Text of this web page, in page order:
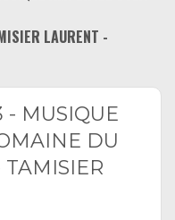
LAURENT -
- MUSIQUE
DU